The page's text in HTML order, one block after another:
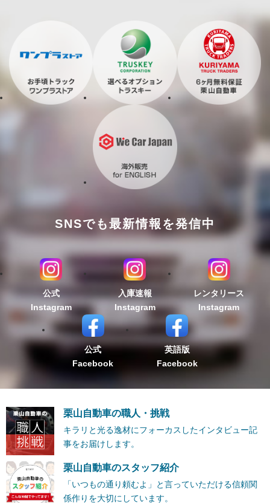
SNSでも最新情報を発信中
公式
Instagram
入庫速報
Instagram
レンタリース
Instagram
公式
Facebook
英語版
Facebook
栗山自動車の職人・挑戦
キラリと光る逸材にフォーカスしたインタビュー記
事をお届けします。
栗山自動車のスタッフ紹介
「いつもの通り頼むよ」と言っていただける信頼関
係作りを大切にしています。